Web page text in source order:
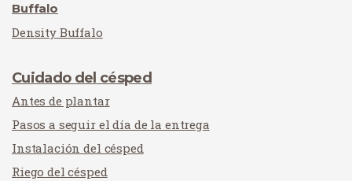
Buffalo
Density Buffalo
Cuidado del césped
Antes de plantar
Pasos a seguir el día de la entrega
Instalación del césped
Riego del césped